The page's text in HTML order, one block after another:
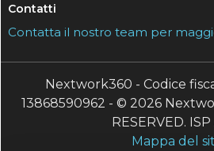
Contatti
Contatta il nostro team per
Nextwork360 - Codice
13868590962 - © 2026
RESERVED. ISP
Mappa del